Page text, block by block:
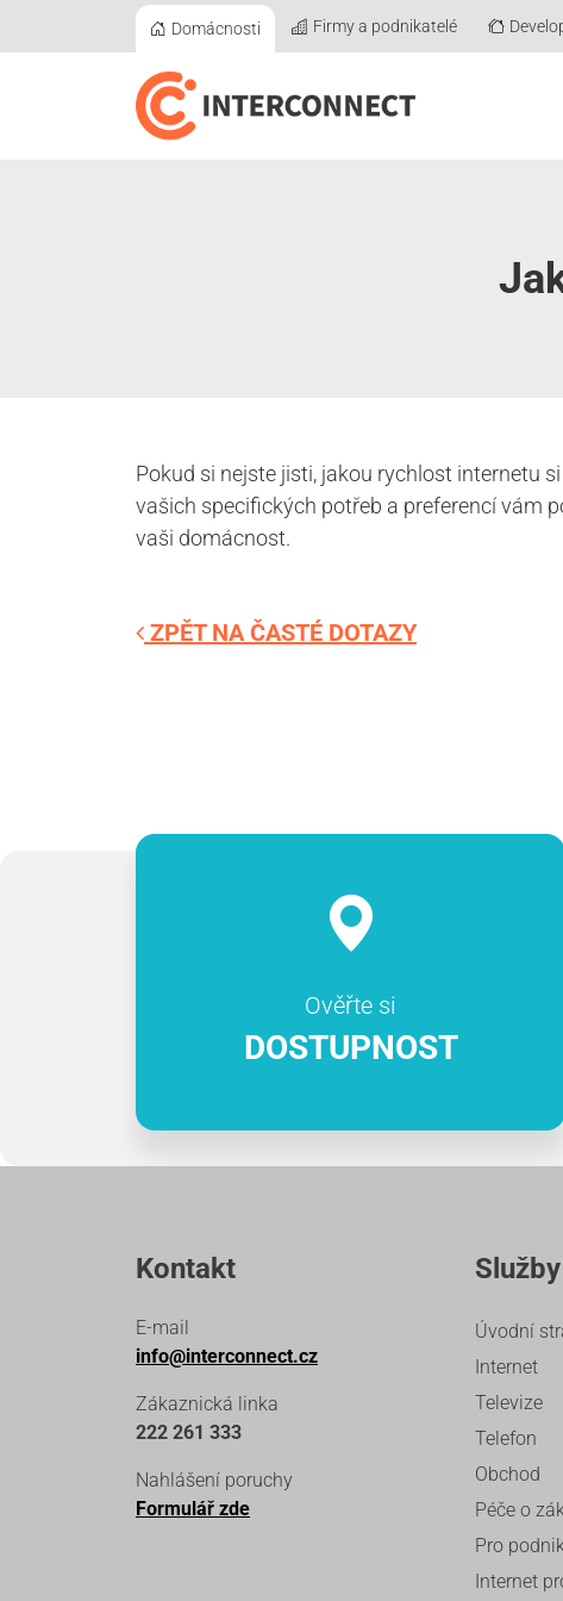
Domácnosti Firmy a podnikatelé
Pokud si nejste jisti, jakou rychlost internetu
vašich specifických potřeb a preferencí vám
vaši domácnost.
ZPĚT NA ČASTÉ DOTAZY
Ověřte si
DOSTUPNOST
Kontakt
E-mail
info@interconnect.cz
Zákaznická linka
222 261 333
Nahlášení poruchy
Formulář zde
Úvodní
Internet
Televize
Telefon
Obchod
Péče o
Pro
Internet